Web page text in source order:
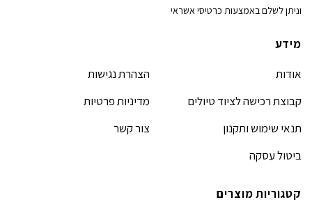
וניתן לשלם באמצעות כרטיסי אשראי
מידע
אודות
קבוצת רכישה לציוד טיולים
תנאי שימוש ותקנון
ביטול עסקה
הצהרת נגישות
מדיניות פרטיות
צור קשר
קטגוריות מוצרים